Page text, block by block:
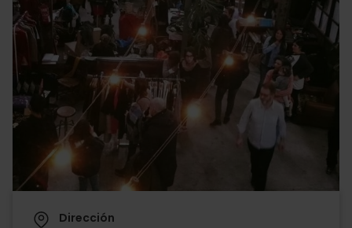
Dirección